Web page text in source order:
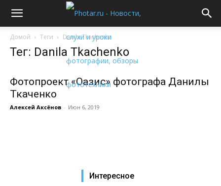
Домой Теги Danila Tkachenko
Тег: Danila Tkachenko
Фотопроект «Оазис» фотографа Данилы
Ткаченко
Алексей Аксёнов - Июн 6, 2019
Интересное